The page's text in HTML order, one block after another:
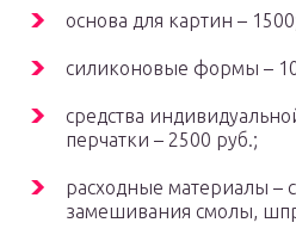
основа для картин –
силиконовые формы –
средства
перчатки – 2500 руб.;
расходные материалы –
замешивания смолы,